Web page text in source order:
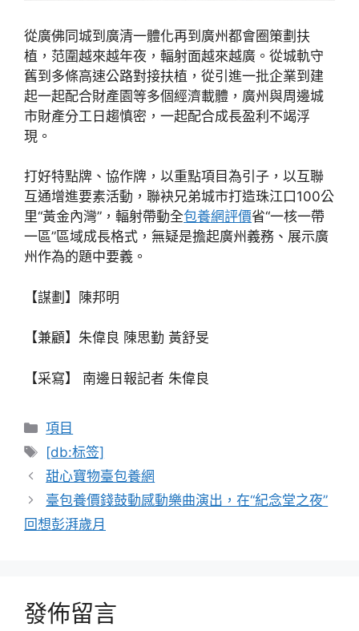
從廣佛同城到廣清一體化再到廣州都會圈策劃扶
植，范圍越來越年夜，輻射面越來越廣。從城軌守
舊到多條高速公路對接扶植，從引進一批企業到建
起一起配合財產園等多個經濟載體，廣州與周邊城
市財產分工日趨慎密，一起配合成長盈利不竭浮
現。
打好特點牌、協作牌，以重點項目為引子，以互聯
互通增進要素活動，聯袂兄弟城市打造珠江口100公
里“黃金內灣”，輻射帶動全包養網評價省“一核一帶
一區”區域成長格式，無疑是擔起廣州義務、展示廣
州作為的題中要義。
【謀劃】陳邦明
【兼顧】朱偉良 陳思勤 黃舒旻
【采寫】 南邊日報記者 朱偉良
分
類
項目
標
籤
[db:标签]
甜心寶物臺包養網
臺包養價錢鼓動感動樂曲演出，在“紀念堂之夜”
回想彭湃歲月
發佈留言